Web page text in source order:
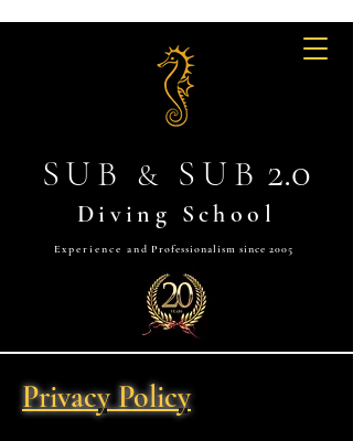
SUB & SUB 2.0
Diving School
Experience and Professionalism since 2005
Privacy Policy